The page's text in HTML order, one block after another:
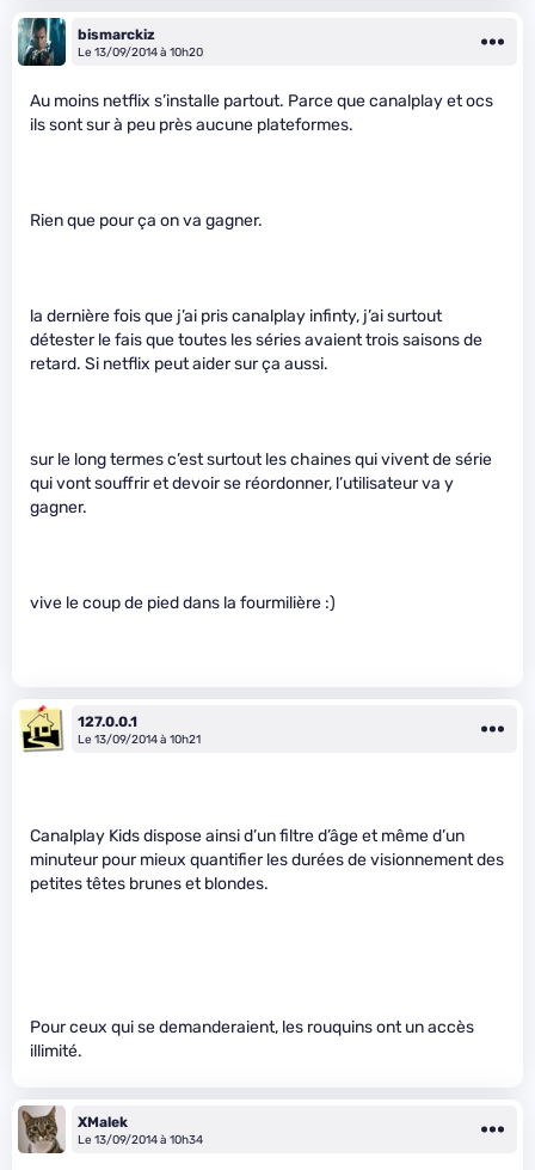
bismarckiz
Le 13/09/2014 à 10h20
Au moins netflix s’installe partout. Parce que canalplay et ocs
ils sont sur à peu près aucune plateformes.
Rien que pour ça on va gagner.
la dernière fois que j’ai pris canalplay infinty, j’ai surtout
détester le fais que toutes les séries avaient trois saisons de
retard. Si netflix peut aider sur ça aussi.
sur le long termes c’est surtout les chaines qui vivent de série
qui vont souffrir et devoir se réordonner, l’utilisateur va y
gagner.
vive le coup de pied dans la fourmilière :)
127.0.0.1
Le 13/09/2014 à 10h21
Canalplay Kids dispose ainsi d’un filtre d’âge et même d’un
minuteur pour mieux quantifier les durées de visionnement des
petites têtes brunes et blondes.
Pour ceux qui se demanderaient, les rouquins ont un accès
illimité.
XMalek
Le 13/09/2014 à 10h34